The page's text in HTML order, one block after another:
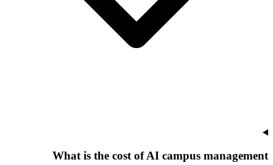
What is the cost of AI campus management